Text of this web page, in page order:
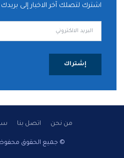
اشترك لتصلك آخر الاخبار إلى بريدك
إشتراك
من نحن اتصل بنا
© جميع الحقوق محفوظة 2016 -